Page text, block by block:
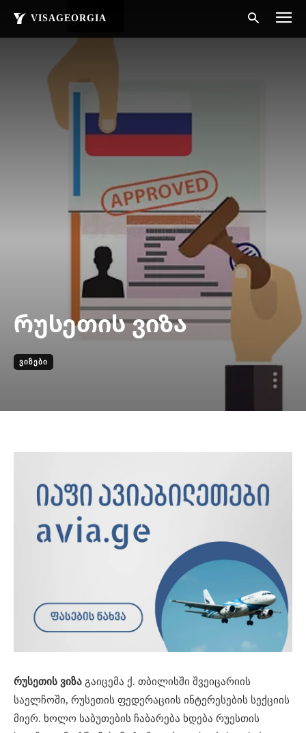
VISAGEORGIA
რუსეთის ვიზა
ᲕᲘᲖᲔᲑᲘ
რუსეთის ვიზა გაიცემა ქ. თბილისში შვეიცარიის
საელჩოში, რუსეთის ფედერაციის ინტერესების სექციის
მიერ. ხოლო საბუთების ჩაბარება ხდება რუესთის